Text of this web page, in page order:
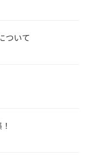
ついて